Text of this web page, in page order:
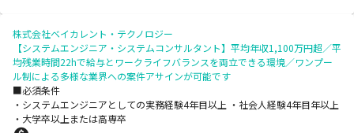
株式会社ベイカレント・テクノロジー
【システムエンジニア・システムコンサルタント】平均年収1,100万円超／平
均残業時間22hで給与とワークライフバランスを両立できる環境／ワンプー
ル制による多様な業界への案件アサインが可能です
■必須条件
・システムエンジニアとしての実務経験4年目以上 ・社会人経験4年目年以上
・大学卒以上または高専卒